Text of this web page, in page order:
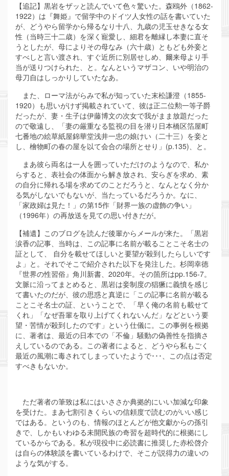
【追記】黒岩をザッと読んでいて色々驚いた。森鴎外（1862-
1922）は『舞姫』で留学中のドイツ人女性の話を書いていた
が、どうやら留学から帰るなり十八、九歳の児玉せきなる女
性（当時三十二歳）を深く寵愛し、細君を離縁し本妻に直そ
うとしたが、母によりその母なみ（六十歳）ともども外妾と
すべしと言い渡され、すぐ近所に別居せしめ、爾来母より手
当が送りつけられた、と。なんというマザコン、いや明治の
母刀自はしっかりしていたなあ。
また、ローマ法がらみで私が知っていた末松謙澄（1855-
1920）も思いがけず掲載されていて、彼は正二位勲一等子爵
だったが、妻・生子は伊藤博文の次女で我がまま放題だった
ので敬遠し、「妻の厳重なる監視の目を潜り日本橋区箔屋町
七番地の絵草紙屋錦華堂浅井一忠の娘けい（二十三）を妾と
し、檜物町の春の屋を以て会合の場所とせり」(p.135)、と。
まあ彼ら両名は一人を囲っていただけのようなので、私か
らすると、表社会の体面から解き放され、安らぎを求め、素
の自分に帰れる場を求めてのことだろうと、なんとなく分か
る気がしないでもないが、当たっているだろうか。なに、
「家政婦は見た！」の第15作「財界一族の虚飾の争い」
（1996年）の再放送を見ての思い付きだが。
【補遺】このブログを読んだ後輩からメールが来た。「黒岩
涙香の記事、当時は、この記事に名前が載ることこそ名士の
証として、 自分を載せてほしいと要望が殺到したらしいです
よ」と。それでそこで紹介された以下を発注した。杉岡幸徳
『世界の性習俗』角川新書、2020年。その箇所はpp.156-7。
文脈に沿ってまとめると、黒岩は妾制度の猖獗に義憤を感じ
て書いたのだが、彼の思惑と真逆に「この記事に名前が載る
ことこそ名士の証、ということで、「早く俺の名前も載せて
くれ」「なぜ吾輩を取り上げてくれないんだ」などという要
望・苦情が殺到したのです」という仕儀に。この事例を根拠
に、著者は、最近の日本での「不倫」騒動の偽善性を指摘さ
えしているのである。この著者によると、どうやら私もごく
最近の風潮に毒されてしまっていたようで･･･、この点は否定
すべきもないか。
ただ著者の筆致は私にはいささか典拠的にいい加減な印象
を受けた。まあ七割引きくらいの信頼度で読むのがいい感じ
ではある。というのも、情報のほとんどが他文獻からの孫引
きで、しかもいわゆる未開民族の奇習を超時代的に根拠にし
ているからである。私が現役中に必読書に推奨した赤松啓介
は自らの体験談を書いているわけで、そこが説得力の違いの
ような気がする。